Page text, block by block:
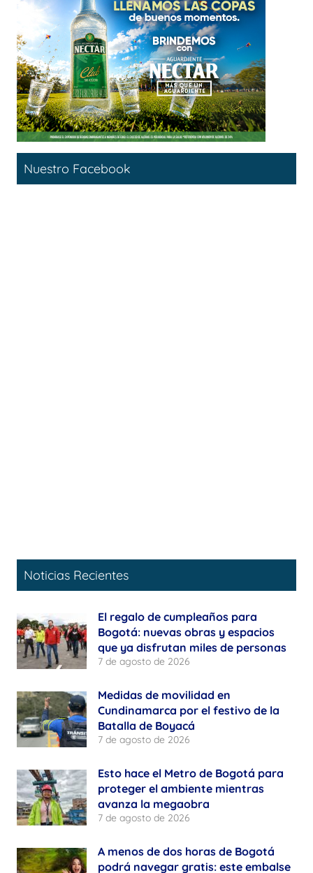
Nuestro Facebook
Noticias Recientes
El regalo de cumpleaños para
Bogotá: nuevas obras y espacios
que ya disfrutan miles de personas
7 de agosto de 2026
Medidas de movilidad en
Cundinamarca por el festivo de la
Batalla de Boyacá
7 de agosto de 2026
Esto hace el Metro de Bogotá para
proteger el ambiente mientras
avanza la megaobra
7 de agosto de 2026
A menos de dos horas de Bogotá
podrá navegar gratis: este embalse